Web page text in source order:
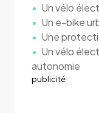
Un vélo
Un e-bike
Une
Un vélo
autonomie
publicité